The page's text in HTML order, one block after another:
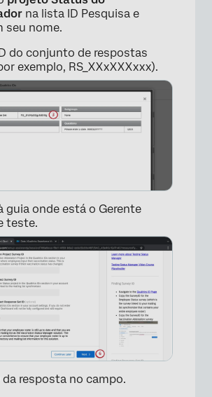
×
na lista ID Pesquisa e
seu nome.
do conjunto de respostas
exemplo, RS_XXxXXXxxx).
guia onde está o Gerente
teste.
da resposta no campo.